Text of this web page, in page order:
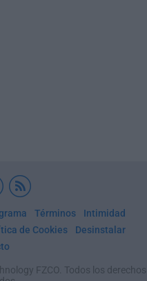
Términos
Intimidad
de Cookies
Desinstalar
FZCO. Todos los derechos